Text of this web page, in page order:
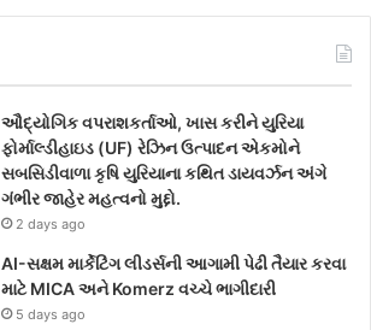
ઔદ્યોગિક વપરાશકર્તાઓ, ખાસ કરીને યુરિયા
ફોર્માલ્ડીહાઇડ (UF) રેઝિન ઉત્પાદન એકમોને
સબસિડીવાળા કૃષિ યુરિયાના કથિત ડાયવર્ઝન અંગે
ગંભીર જાહેર મહત્વનો મુદ્દો.
2 days ago
AI-સક્ષમ માર્કેટિંગ લીડર્સની આગામી પેઢી તૈયાર કરવા
માટે MICA અને Komerz વચ્ચે ભાગીદારી
5 days ago